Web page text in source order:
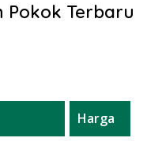
Pokok Terbaru
Harga